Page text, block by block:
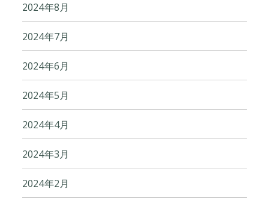
2024年8月
2024年7月
2024年6月
2024年5月
2024年4月
2024年3月
2024年2月